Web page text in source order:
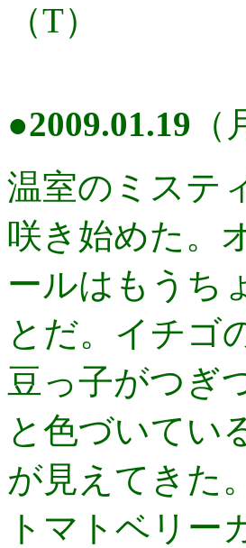
（T）
●2009.01.19
温室のミステ
咲き始めた。
ールはもうち
とだ。イチゴ
豆っ子がつぎ
と色づいてい
が見えてきた
トマトベリー